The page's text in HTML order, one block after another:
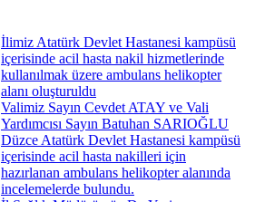
İlimiz Atatürk Devlet Hastanesi kampüsü
içerisinde acil hasta nakil hizmetlerinde
kullanılmak üzere ambulans helikopter
alanı oluşturuldu
Valimiz Sayın Cevdet ATAY ve Vali
Yardımcısı Sayın Batuhan SARIOĞLU
Düzce Atatürk Devlet Hastanesi kampüsü
içerisinde acil hasta nakilleri için
hazırlanan ambulans helikopter alanında
incelemelerde bulundu.